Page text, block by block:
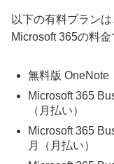
以下の有料プラン
Microsoft 365の料金
無料版 OneNote
Microsoft 365
（月払い）
Microsoft 365
月（月払い）